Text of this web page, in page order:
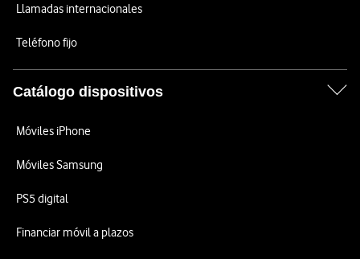
Llamadas internacionales
Teléfono fijo
Catálogo dispositivos
Móviles iPhone
Móviles Samsung
PS5 digital
Financiar móvil a plazos